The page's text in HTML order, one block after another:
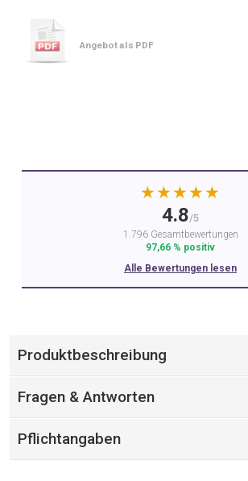
Angebot als PDF
★★★★★
4.8/5
1.796 Gesamtbewertungen
97,66 % positiv
Alle Bewertungen lesen
Produktbeschreibung
Fragen & Antworten
Pflichtangaben